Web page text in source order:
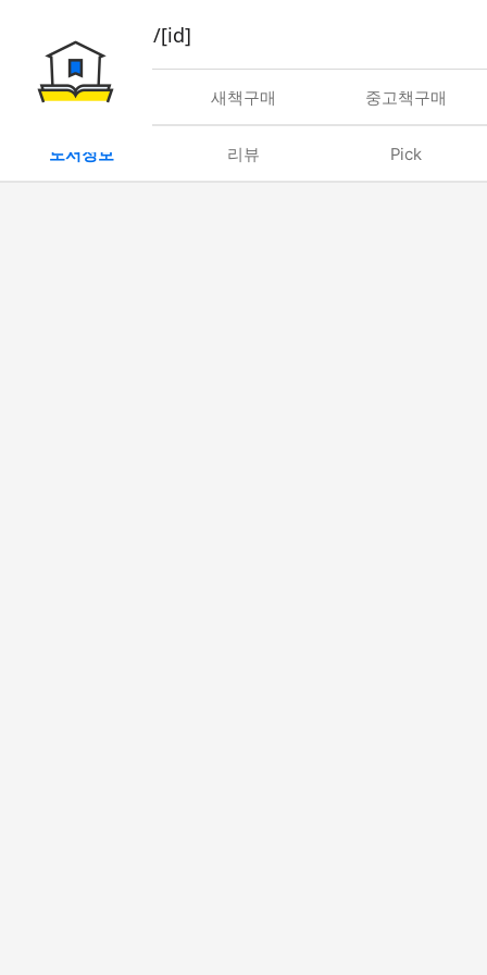
book/rent/[id]
대여 새책구매 중고책구매
도서정보 리뷰 Pick